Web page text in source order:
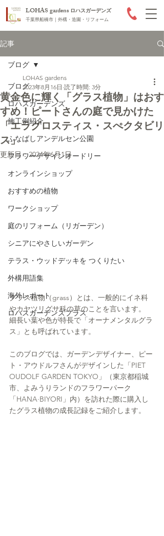
LOHAS gardens ロハスガーデンズ
千葉県船橋市｜外構・造園・リフォーム
記事
ブログ
ロハスガーデンズ
施工例紹介
ふなばしアンデルセン公園
フラワーデザインオードリー
オンラインショップ
おすすめの植物
ワークショップ
庭のリフォーム（リガーデン）
シニアにやさしいガーデン
テラス・ウッドデッキを つくりたい
外構用語集
海外レポート
ロハスガーデンズプラス
ブログ
黄金色に輝く「グラス植物」はおす
すめ！ピートさんの庭で見かけた
「エラグロスティス・スぺクタビリ
ス」
LOHAS gardens
2023年8月16日 読了時間: 3分
更新日：2024年6月1日
グラス植物（grass）とは、一般的にイネ科
やカヤツリグサ科の草のことを言います。
細長い葉や色が特長で「オーナメンタルグラ
ス」とも呼ばれています。
このブログでは、ガーデンデザイナー、ピー
ト・アウドルフさんがデザインした「PIET
OUDOLF GARDEN TOKYO」（東京都稲城
市、よみうりランドのフラワーパーク
「HANA·BIYORI」内）を訪れた際に購入し
たグラス植物の成長記録をご紹介します。